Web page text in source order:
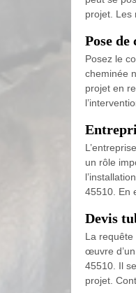
projet. Les
Pose
Posez le
cheminée
projet en
un rôle
45510. En
Devis
La
œuvre
45510. Il
projet.